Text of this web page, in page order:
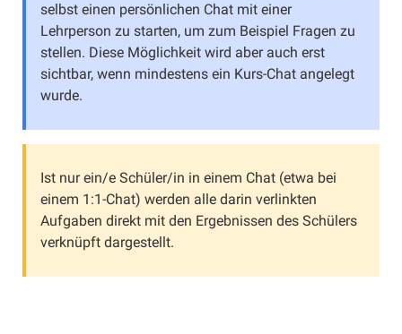
selbst einen persönlichen Chat mit einer
Lehrperson zu starten, um zum Beispiel Fragen zu
stellen. Diese Möglichkeit wird aber auch erst
sichtbar, wenn mindestens ein Kurs-Chat angelegt
wurde.
Ist nur ein/e Schüler/in in einem Chat (etwa bei
einem 1:1-Chat) werden alle darin verlinkten
Aufgaben direkt mit den Ergebnissen des Schülers
verknüpft dargestellt.
Materialien
Materialien erstellen
Abgabeformen
Sammlung
Selbsttest
Umfrage
Interaktiv (extern)